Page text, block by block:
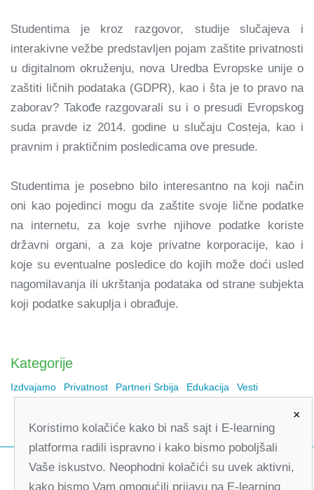
Studentima je kroz razgovor, studije slučajeva i
interakivne vežbe predstavljen pojam zaštite privatnosti
u digitalnom okruženju, nova Uredba Evropske unije o
zaštiti ličnih podataka (GDPR), kao i šta je to pravo na
zaborav? Takođe razgovarali su i o presudi Evropskog
suda pravde iz 2014. godine u slučaju Costeja, kao i
pravnim i praktičnim posledicama ove presude.
Studentima je posebno bilo interesantno na koji način
oni kao pojedinci mogu da zaštite svoje lične podatke
na internetu, za koje svrhe njihove podatke koriste
državni organi, a za koje privatne korporacije, kao i
koje su eventualne posledice do kojih može doći usled
nagomilavanja ili ukrštanja podataka od strane subjekta
koji podatke sakuplja i obrađuje.
Kategorije
Izdvajamo Privatnost Partneri Srbija Edukacija Vesti
×
Koristimo kolačiće kako bi naš sajt i E-learning
platforma radili ispravno i kako bismo poboljšali
Vaše iskustvo. Neophodni kolačići su uvek aktivni,
kako bismo Vam omogućili prijavu na E-learning